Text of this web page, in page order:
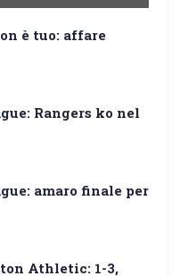
è tuo: affare
Rangers ko nel
amaro finale per
Athletic: 1-3,